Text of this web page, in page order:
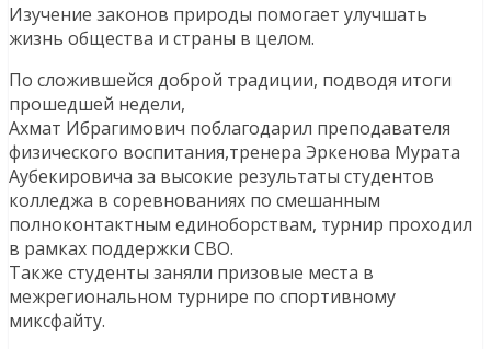
Изучение законов природы помогает улучшать
жизнь общества и страны в целом.
По сложившейся доброй традиции, подводя итоги
прошедшей недели,
Ахмат Ибрагимович поблагодарил преподавателя
физического воспитания,тренера Эркенова Мурата
Аубекировича за высокие результаты студентов
колледжа в соревнованиях по смешанным
полноконтактным единоборствам, турнир проходил
в рамках поддержки СВО.
Также студенты заняли призовые места в
межрегиональном турнире по спортивному
миксфайту.